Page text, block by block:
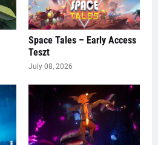
Space Tales – Early Access
Teszt
July 08, 2026